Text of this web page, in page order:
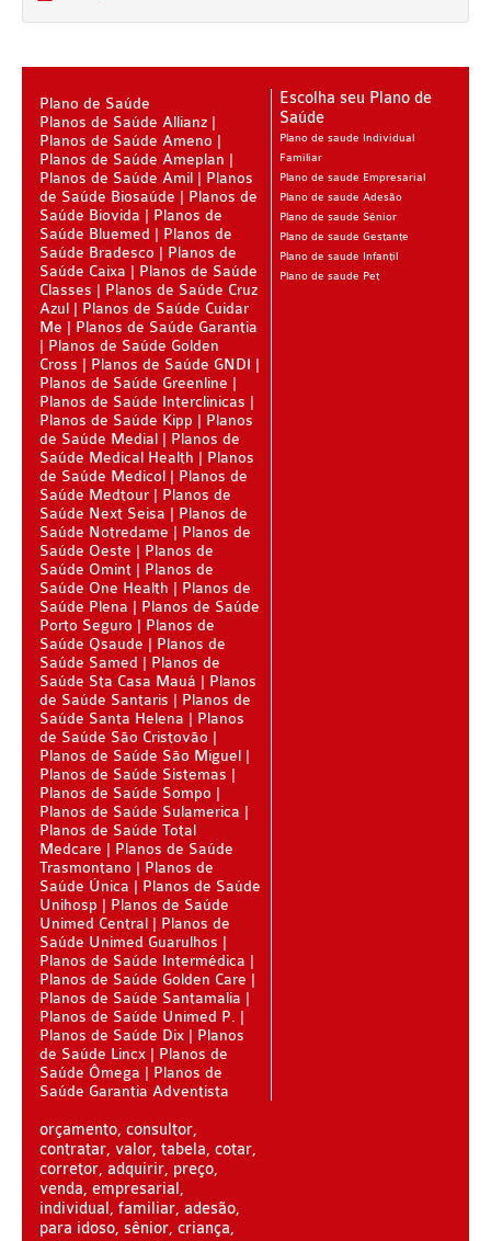
UNIHOSP PLANO DE SAÚDE FAMILIAR
UNIMED GUARULHOS PLANO DE SAÚDE FAMILIAR
CLASSES PLANO DE SAÚDE FAMILIAR
PLANO DE SAÚDE INFANTIL
AMIL PLANO DE SAÚDE INFANTIL
BIO SAÚDE PLANO DE SAÚDE INFANTIL
BIOVIDA PLANO DE SAÚDE INFANTIL
BLUE MED PLANO DE SAÚDE INFANTIL
CLASSES PLANO DE SAÚDE INFANTIL
CUIDAR ME PLANO DE SAÚDE INFANTIL
GARANTIA GS PLANO DE SAÚDE INFANTIL
GNDI PLANO DE SAÚDE INFANTIL
KIPP PLANO DE SAÚDE INFANTIL
MEDICAL HEALTH PLANO DE SAÚDE INFANTIL
MED TOUR PLANO DE SAÚDE INFANTIL
PLENA PLANO DE SAÚDE INFANTIL
QSAUDE PLANO DE SAÚDE INFANTIL
SANTA HELENA PLANO DE SAÚDE INFANTIL
SÃO CRISTOVÃO PLANO DE SAÚDE INFANTIL
SÃO MIGUEL PLANO DE SAÚDE INFANTIL
STA CASA MAUÁ PLANO DE SAÚDE INFANTIL
TOTAL MEDCARE PLANO DE SAÚDE INFANTIL
TRASMONTANO PLANO DE SAÚDE INFANTIL
ÚNICA PLANO DE SAÚDE INFANTIL
UNIHOSP PLANO DE SAÚDE INFANTIL
PLANO DE SAÚDE SÊNIOR
AMEPLAN PLANO DE SAÚDE SÊNIOR
BIO SAÚDE PLANO DE SAÚDE SÊNIOR
BIOVIDA PLANO DE SAÚDE SÊNIOR
Plano de Saúde
Planos de Saúde Allianz
Planos de Saúde Ameno
Planos de Saúde Ameplan
Planos de Saúde Amil
Planos
de Saúde Biosaúde
Planos de
Saúde Biovida
Planos de
Saúde Bluemed
Planos de
Saúde Bradesco
Planos de
Saúde Caixa
Planos de Saúde
Classes
Planos de Saúde Cruz
Azul
Planos de Saúde Cuidar
Me
Planos de Saúde Garantia
Planos de Saúde Golden
Cross
Planos de Saúde GNDI
Planos de Saúde Greenline
Planos de Saúde Interclinicas
Planos de Saúde Kipp
Planos
de Saúde Medial
Planos de
Saúde Medical Health
Planos
de Saúde Medicol
Planos de
Saúde Medtour
Planos de
Saúde Next Seisa
Planos de
Saúde Notredame
Planos de
Saúde Oeste
Planos de
Saúde Omint
Planos de
Saúde One Health
Planos de
Saúde Plena
Planos de Saúde
Porto Seguro
Planos de
Saúde Qsaude
Planos de
Saúde Samed
Planos de
Saúde Sta Casa Mauá
Planos
de Saúde Santaris
Planos de
Saúde Santa Helena
Planos
de Saúde São Cristovão
Planos de Saúde São Miguel
Planos de Saúde Sistemas
Planos de Saúde Sompo
Planos de Saúde Sulamerica
Planos de Saúde Total
Medcare
Planos de Saúde
Trasmontano
Planos de
Saúde Única
Planos de Saúde
Unihosp
Planos de Saúde
Unimed Central
Planos de
Saúde Unimed Guarulhos
Planos de Saúde Intermédica
Planos de Saúde Golden Care
Planos de Saúde Santamalia
Planos de Saúde Unimed P.
Planos de Saúde Dix
Planos
de Saúde Lincx
Planos de
Saúde Ômega
Planos de
Saúde Garantia Adventista
Escolha seu Plano de
Saúde
Plano de saude Individual
Familiar
Plano de saude Empresarial
Plano de saude Adesão
Plano de saude Sênior
Plano de saude Gestante
Plano de saude Infantil
Plano de saude Pet
orçamento, consultor,
contratar, valor, tabela, cotar,
corretor, adquirir, preço,
venda, empresarial,
individual, familiar, adesão,
para idoso, sênior, criança,